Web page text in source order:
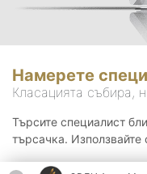
Намерете
Класацията събира,
Търсите специалист
търсачка. Използвайте